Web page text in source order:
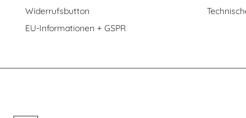
Widerrufsbutton
EU-Informationen + GSPR